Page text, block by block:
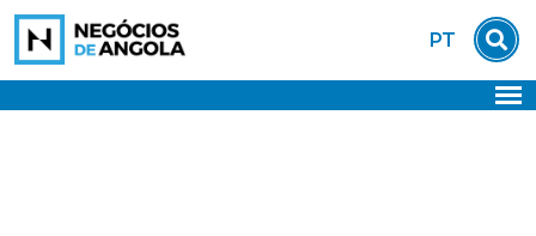
Skip
content
PT